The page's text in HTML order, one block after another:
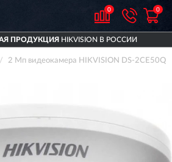
0 0
ПРОДУКЦИЯ HIKVISION В РОССИИ
2 Мп видеокамера HIKVISION DS-